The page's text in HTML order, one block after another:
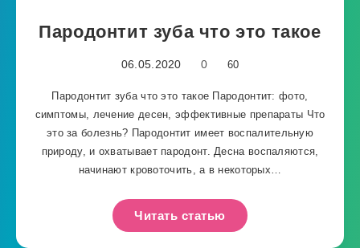
Пародонтит зуба что это такое
06.05.2020 0 60
Пародонтит зуба что это такое Пародонтит: фото,
симптомы, лечение десен, эффективные препараты Что
это за болезнь? Пародонтит имеет воспалительную
природу, и охватывает пародонт. Десна воспаляются,
начинают кровоточить, а в некоторых…
Читать статью